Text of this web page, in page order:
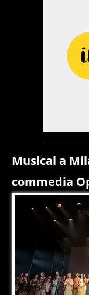
Musical a
commedia